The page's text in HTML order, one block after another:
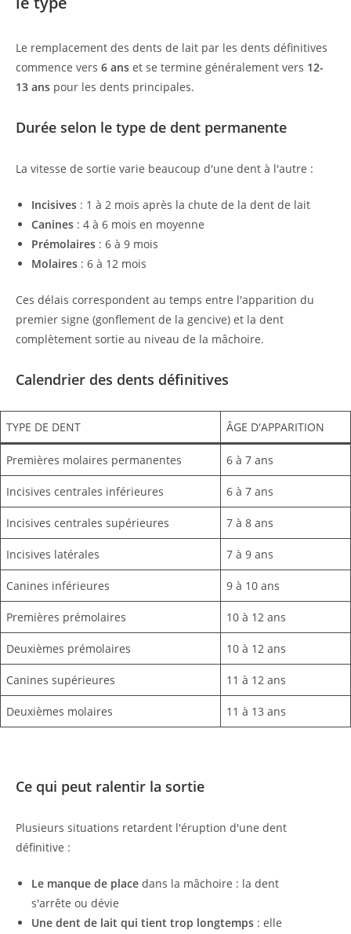
Le remplacement des dents de lait par les dents définitives
commence vers 6 ans et se termine généralement vers 12-
13 ans pour les dents principales.
Durée selon le type de dent permanente
La vitesse de sortie varie beaucoup d'une dent à l'autre :
Incisives : 1 à 2 mois après la chute de la dent de lait
Canines : 4 à 6 mois en moyenne
Prémolaires : 6 à 9 mois
Molaires : 6 à 12 mois
Ces délais correspondent au temps entre l'apparition du
premier signe (gonflement de la gencive) et la dent
complètement sortie au niveau de la mâchoire.
Calendrier des dents définitives
TYPE DE DENT ÂGE D'APPARITION
Premières molaires permanentes 6 à 7 ans
Incisives centrales inférieures 6 à 7 ans
Incisives centrales supérieures 7 à 8 ans
Incisives latérales 7 à 9 ans
Canines inférieures 9 à 10 ans
Premières prémolaires 10 à 12 ans
Deuxièmes prémolaires 10 à 12 ans
Canines supérieures 11 à 12 ans
Deuxièmes molaires 11 à 13 ans
Ce qui peut ralentir la sortie
Plusieurs situations retardent l'éruption d'une dent
définitive :
Le manque de place dans la mâchoire : la dent
s'arrête ou dévie
Une dent de lait qui tient trop longtemps : elle